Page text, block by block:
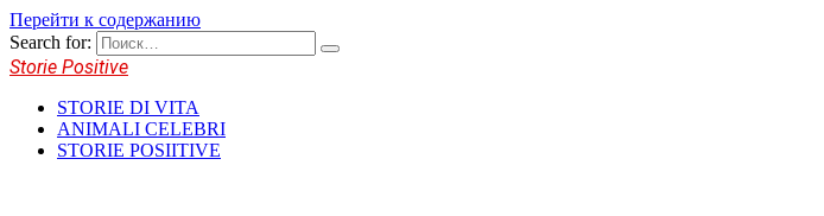
Перейти к содержанию
Search for:
Storie Positive
STORIE DI VITA
ANIMALI CELEBRI
STORIE POSIITIVE